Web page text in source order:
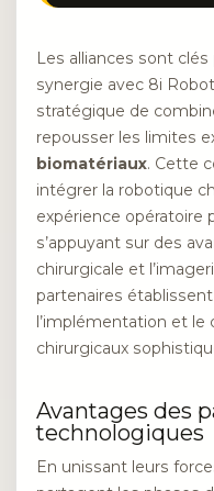
Les alliances sont
synergie avec 8i
stratégique de
repousser les limites
biomatériaux. Cette
intégrer la robotique
expérience opératoire
s’appuyant sur des
chirurgicale et
partenaires
l’implémentation et
chirurgicaux
Avantages des
technologiques
En unissant leurs